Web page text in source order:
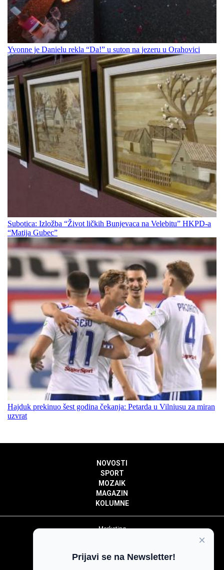
Yvonne je Danielu rekla “Da!” u suton na jezeru u Orahovici
Subotica: Izložba “Život ličkih Bunjevaca na Velebitu” HKPD-a
“Matija Gubec”
Hajduk prekinuo šest godina čekanja: Petarda u Vilniusu za miran
uzvrat
NOVOSTI
SPORT
MOZAIK
MAGAZIN
KOLUMNE
Marketing
Impressum
×
Prijavi se na Newsletter!